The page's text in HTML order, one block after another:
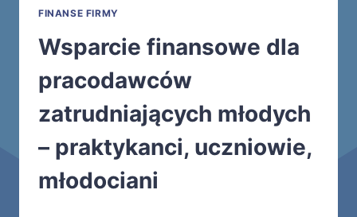
FINANSE FIRMY
Wsparcie finansowe dla
pracodawców
zatrudniających młodych
– praktykanci, uczniowie,
młodociani